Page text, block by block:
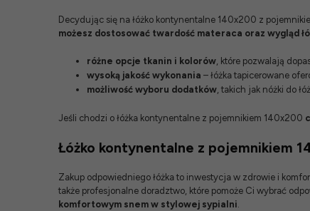
Decydując się na łóżko kontynentalne 140x200 z
możesz dostosować twardość materaca oraz wygląd
różne opcje tkanin i kolorów, które pozwalają
wysoką jakość wykonania – łóżka tapicerowane
możliwość wyboru dodatków, takich jak nóżki do
Jeśli chodzi o łóżka kontynentalne z pojemnikiem 140x200
Łóżko kontynentalne z pojemnikiem
Zakup odpowiedniego łóżka to inwestycja w zdrowie i
także profesjonalne doradztwo, które pomoże Ci wybrać
komfortowym snem w stylowej sypialni.